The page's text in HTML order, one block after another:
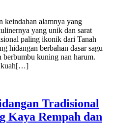
keindahan alamnya yang
yang unik dan sarat
paling ikonik dari Tanah
hidangan berbahan dasar sagu
berbumbu kuning nan harum.
kuah[…]
Tradisional
Kaya Rempah dan